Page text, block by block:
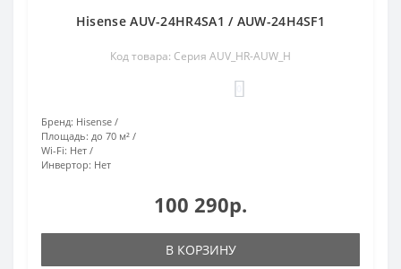
Hisense AUV-24HR4SA1 / AUW-24H4SF1
Код товара: Серия AUV_HR-AUW_H
Бренд: Hisense
Площадь: до 70 м²
Wi-Fi: Нет
Инвертор: Нет
100 290р.
В КОРЗИНУ